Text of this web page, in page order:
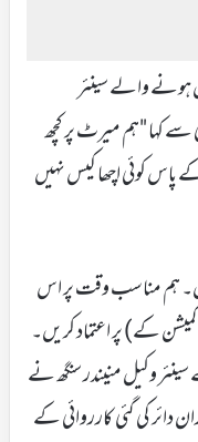
والے سینئر
کہا "ہم میرٹ پر کچھ
کوئی اچھا کیس نہیں
ہم مناسب وقت پر اس
کے) پر اعتماد کریں۔
وکیل منیندر سنگھ نے
دائر کی گئی کارروائی کے